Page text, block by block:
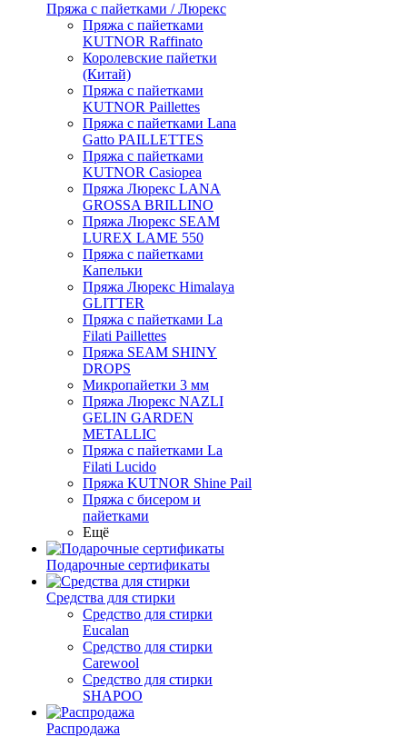
Пряжа с пайетками / Люрекс
Пряжа с пайетками
KUTNOR Raffinato
Королевские пайетки
(Китай)
Пряжа с пайетками
KUTNOR Paillettes
Пряжа с пайетками Lana
Gatto PAILLETTES
Пряжа с пайетками
KUTNOR Casiopea
Пряжа Люрекс LANA
GROSSA BRILLINO
Пряжа Люрекс SEAM
LUREX LAME 550
Пряжа с пайетками
Капельки
Пряжа Люрекс Himalaya
GLITTER
Пряжа с пайетками La
Filati Paillettes
Пряжа SEAM SHINY
DROPS
Микропайетки 3 мм
Пряжа Люрекс NAZLI
GELIN GARDEN
METALLIC
Пряжа с пайетками La
Filati Lucido
Пряжа KUTNOR Shine Pail
Пряжа с бисером и
пайетками
Ещё
Подарочные сертификаты
Средства для стирки
Средство для стирки
Eucalan
Средство для стирки
Carewool
Средство для стирки
SHAPOO
Распродажа